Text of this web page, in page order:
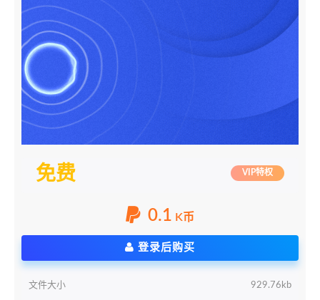
免费 VIP特权
0.1 K币
登录后购买
文件大小 929.76kb